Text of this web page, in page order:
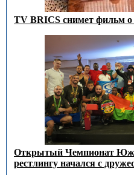
TV BRICS снимет фильм о
Открытый Чемпионат
рестлингу начался с